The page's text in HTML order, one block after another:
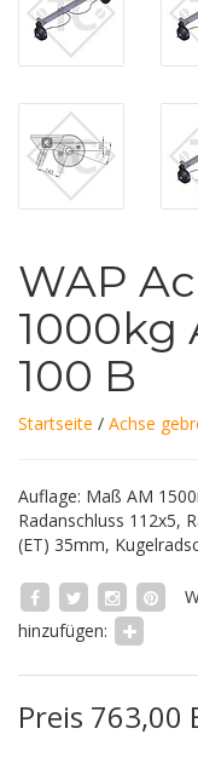
WAP
1000kg
100 B
Startseite / Achse
Auflage: Maß AM
Radanschluss 112x5,
(ET) 35mm,
hinzufügen:
Preis 763,00